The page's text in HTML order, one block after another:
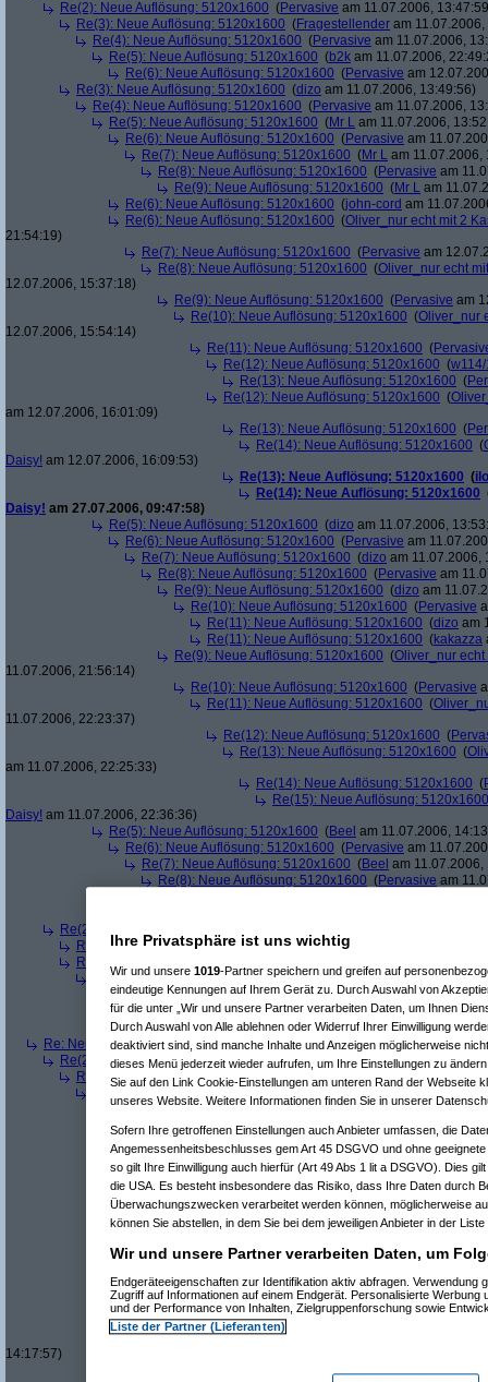
Re(2): Neue Auflösung: 5120x1600 (Pervasive am 11.07.2006,
Re(3): Neue Auflösung: 5120x1600 (Fragestellender am
Re(4): Neue Auflösung: 5120x1600 (Pervasive am 11.07.2006,
Re(5): Neue Auflösung: 5120x1600 (b2k am 11.07.2006,
Re(6): Neue Auflösung: 5120x1600 (Pervasive am
Re(3): Neue Auflösung: 5120x1600 (dizo am 11.07.2006, 13:49:56)
Re(4): Neue Auflösung: 5120x1600 (Pervasive am 11.07.2006,
Re(5): Neue Auflösung: 5120x1600 (Mr L am 11.07.2006,
Re(6): Neue Auflösung: 5120x1600 (Pervasive am
Re(7): Neue Auflösung: 5120x1600 (Mr L am 11.07.2006,
Re(8): Neue Auflösung: 5120x1600 (Pervasive am
Re(9): Neue Auflösung: 5120x1600 (Mr L am
Re(6): Neue Auflösung: 5120x1600 (john-cord am
Re(6): Neue Auflösung: 5120x1600 (Oliver_nur echt mit 2
21:54:19)
Re(7): Neue Auflösung: 5120x1600 (Pervasive am
Re(8): Neue Auflösung: 5120x1600 (Oliver_nur echt
12.07.2006, 15:37:18)
Re(9): Neue Auflösung: 5120x1600 (Pervasive am
Re(10): Neue Auflösung: 5120x1600 (Oliver_nur
12.07.2006, 15:54:14)
Re(11): Neue Auflösung: 5120x1600 (
Re(12): Neue Auflösung: 5120x1600 (
Re(13): Neue Auflösung: 5120x1600 (
Re(12): Neue Auflösung: 5120x1600 (
am 12.07.2006, 16:01:09)
Re(13): Neue Auflösung: 5120x1600 (
Re(14): Neue Auflösung: 5120x1600 (
Daisy! am 12.07.2006, 16:09:53)
Re(13): Neue Auflösung: 5120x1600 (
Re(14): Neue Auflösung: 5120x1600
Daisy! am 27.07.2006, 09:47:58)
Re(5): Neue Auflösung: 5120x1600 (dizo am 11.07.2006,
Re(6): Neue Auflösung: 5120x1600 (Pervasive am
Re(7): Neue Auflösung: 5120x1600 (dizo am 11.07.2006,
Re(8): Neue Auflösung: 5120x1600 (Pervasive am
Re(9): Neue Auflösung: 5120x1600 (dizo am
Re(10): Neue Auflösung: 5120x1600 (Pervasive
Re(11): Neue Auflösung: 5120x1600 (dizo am
Re(11): Neue Auflösung: 5120x1600 (kakazza
Re(9): Neue Auflösung: 5120x1600 (Oliver_nur
11.07.2006, 21:56:14)
Re(10): Neue Auflösung: 5120x1600 (Pervasive
Re(11): Neue Auflösung: 5120x1600 (
11.07.2006, 22:23:37)
Re(12): Neue Auflösung: 5120x1600 (
Re(13): Neue Auflösung: 5120x1600 (
am 11.07.2006, 22:25:33)
Re(14): Neue Auflösung: 5120x1600 (
Re(15): Neue Auflösung: 5120x1600
Daisy! am 11.07.2006, 22:36:36)
Re(5): Neue Auflösung: 5120x1600 (Beel am 11.07.2006,
Re(6): Neue Auflösung: 5120x1600 (Pervasive am
Re(7): Neue Auflösung: 5120x1600 (Beel am 11.07.2006,
Re(8): Neue Auflösung: 5120x1600 (Pervasive am
Re(2): Neue Auflösung: 5120x1600
Re(3): Neue Auflösung: 5120x1600( dizoam 11.07.2006, 13:58:27)
Re(3): Neue Auflösung: 5120x1600
Re(4): Neue Auflösung: 5120x1600(phjam 11.07.2006, 13:59:44)
Re(5): Neue Auflösung: 5120x1600(teletham 11.07.2006,
Re(5): Neue Auflösung: 5120x1600(Pervasiveam 11.07.2006,
Re(5): Neue Auflösung: 5120x1600(dizoam 11.07.2006,
Re: Neue Auflösung: 5120x1600(teletham 11.07.2006, 13:49:03)
Re(2): Neue Auflösung: 5120x1600(Pervasiveam 11.07.2006,
Re(3): Neue Auflösung: 5120x1600(teleth am 11.07.2006, 13:49:42)
Re(4): Neue Auflösung: 5120x1600
Pervasive
am 11.07.2006,
Re(5): Neue Auflösung: 5120x1600(dizoam 11.07.2006,
Re(6): Neue Auflösung: 5120x1600 (Pervasiveam
Re(7): Neue Auflösung: 5120x1600(dizo
am 11.07.2006,
Re(8): Neue Auflösung: 5120x1600
Pervasiveam
Re(9): Neue Auflösung: 5120x1600(dizoam
Re(10): Neue Auflösung: 5120x1600 (Pervasive
Re(11): Neue Auflösung: 5120x1600(dizoam
Re(12): Neue Auflösung: 5120x1600(phj
Re(14): Neue Auflösung: 5120x1600(
Re(13): Neue Auflösung: 5120x1600(
Re(14): Neue Auflösung: 5120x1600(
Re(15): Neue Auflösung: 5120x1600
14:17:57)
Re(17): Neue Auflösung:
Ihre Privatsphäre ist uns wichtig
Wir und unsere 1019-Partner speichern und greifen auf
eindeutige Kennungen auf Ihrem Gerät zu. Durch Auswahl von
für die unter „Wir und unsere Partner verarbeiten Daten, um Ihnen
Durch Auswahl von Alle ablehnen oder Widerruf Ihrer Einwilligung
deaktiviert sind, sind manche Inhalte und Anzeigen möglicherweise
dieses Menü jederzeit wieder aufrufen, um Ihre Einstellungen zu
Sie auf den Link Cookie-Einstellungen am unteren Rand der Webseite
unseres Website. Weitere Informationen finden Sie in unserer
Sofern Ihre getroffenen Einstellungen auch Anbieter umfassen, die
Angemessenheitsbeschlusses gem Art 45 DSGVO und ohne
so gilt Ihre Einwilligung auch hierfür (Art 49 Abs 1 lit a DSGVO). Dies
die USA. Es besteht insbesondere das Risiko, dass Ihre Daten durch
Überwachungszwecken verarbeitet werden können, möglicherweise
können Sie abstellen, in dem Sie bei dem jeweiligen Anbieter in der
Wir und unsere Partner verarbeiten Daten, um
Endgeräteeigenschaften zur Identifikation aktiv abfragen. Verwendung
Zugriff auf Informationen auf einem Endgerät. Personalisierte Werbung
und der Performance von Inhalten, Zielgruppenforschung sowie
Liste der Partner (Lieferanten)